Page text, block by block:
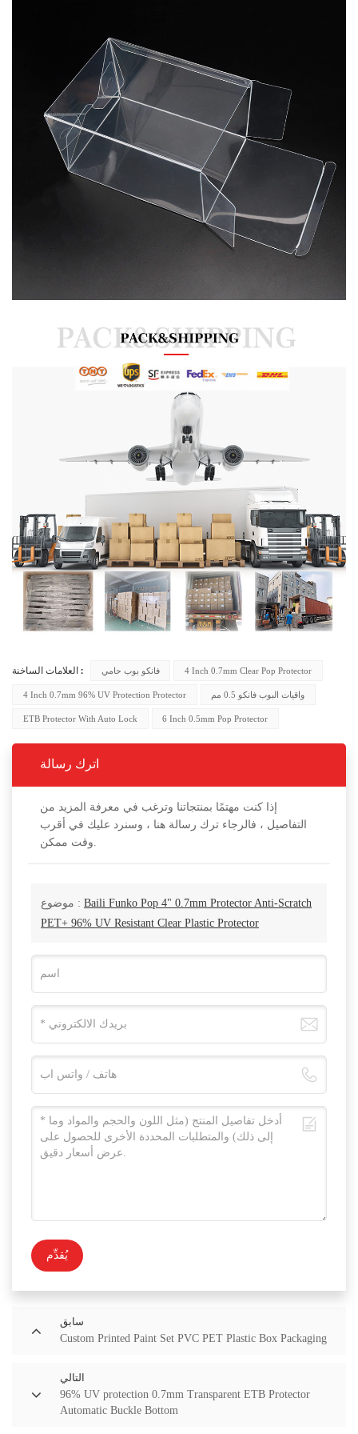
العلامات الساخنة : فانكو بوب حامي 4 Inch 0.7mm Clear Pop Protector
4 Inch 0.7mm 96% UV Protection Protector واقيات البوب فانكو 0.5 مم
ETB Protector With Auto Lock 6 Inch 0.5mm Pop Protector
اترك رسالة
إذا كنت مهتمًا بمنتجاتنا وترغب في معرفة المزيد من
التفاصيل ، فالرجاء ترك رسالة هنا ، وسنرد عليك في أقرب
موضوع : Baili Funko Pop 4" 0.7mm Protector Anti-Scratch
PET+ 96% UV Resistant Clear Plastic Protector
يُقدِّم
سابق
Custom Printed Paint Set PVC PET Plastic Box Packaging
التالي
96% UV protection 0.7mm Transparent ETB Protector
Automatic Buckle Bottom